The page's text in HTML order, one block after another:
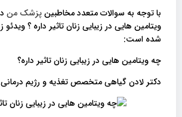
با توجه به سوالات متعدد مخاطبینپزشک من
ویتامین هایی در زیبایی زنان تاثیر داره ؟
شده است:
چه ویتامین هایی در زیبایی زنان تاثیر داره؟
دکتر لادن گیاهی متخصص تغذیه و رژیم